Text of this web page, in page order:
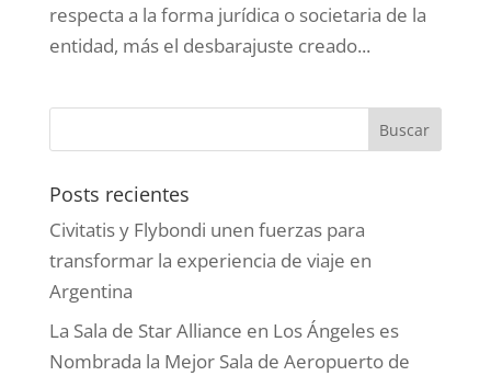
respecta a la forma jurídica o societaria de la
entidad, más el desbarajuste creado...
Posts recientes
Civitatis y Flybondi unen fuerzas para
transformar la experiencia de viaje en
Argentina
La Sala de Star Alliance en Los Ángeles es
Nombrada la Mejor Sala de Aeropuerto de